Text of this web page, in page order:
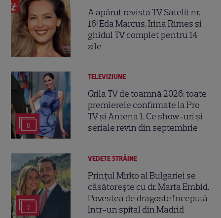
A apărut revista TV Satelit nr.
16! Eda Marcus, Irina Rimes și
ghidul TV complet pentru 14
zile
9
TELEVIZIUNE
Grila TV de toamnă 2026: toate
premierele confirmate la Pro
TV și Antena 1. Ce show-uri și
seriale revin din septembrie
7
VEDETE STRĂINE
Prințul Mirko al Bulgariei se
căsătorește cu dr. Marta Embid.
Povestea de dragoste începută
într-un spital din Madrid